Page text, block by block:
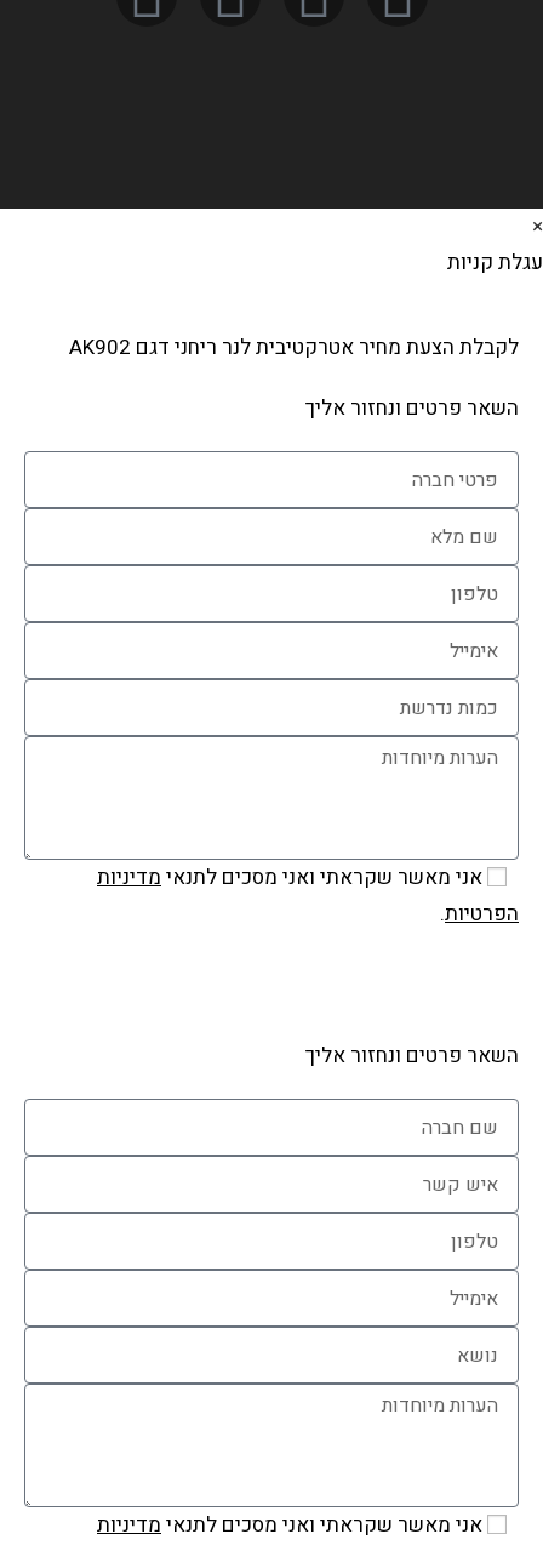
קניות
לקבלת הצעת מחיר אטרקטיבית לנר ריחני דגם AK902
השאר פרטים ונחזור אליך
אני מאשר שקראתי ואני מסכים לתנאימדיניות
הפרטיות.
השאר פרטים ונחזור אליך
אני מאשר שקראתי ואני מסכים לתנאימדיניות